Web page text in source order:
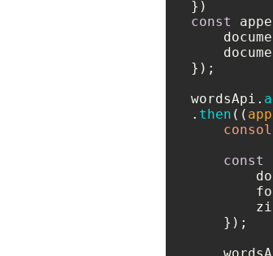
const
});
wordsApi.
. then ( (
const
    });